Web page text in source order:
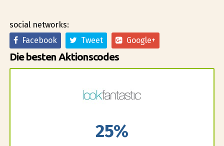
social networks:
Facebook
Tweet Google+
Die besten Aktionscodes
25%